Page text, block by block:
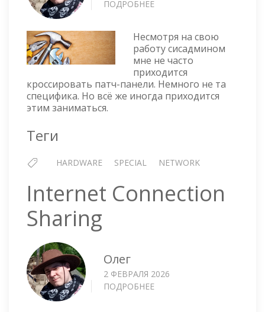
ПОДРОБНЕЕ
ПАНЕЛЬ
Несмотря на свою
работу сисадмином
мне не часто
приходится
кроссировать патч-панели. Немного не та
специфика. Но всё же иногда приходится
этим заниматься.
Теги
HARDWARE SPECIAL NETWORK
Internet Connection
Sharing
Олег
2 ФЕВРАЛЯ 2026
ПОДРОБНЕЕ